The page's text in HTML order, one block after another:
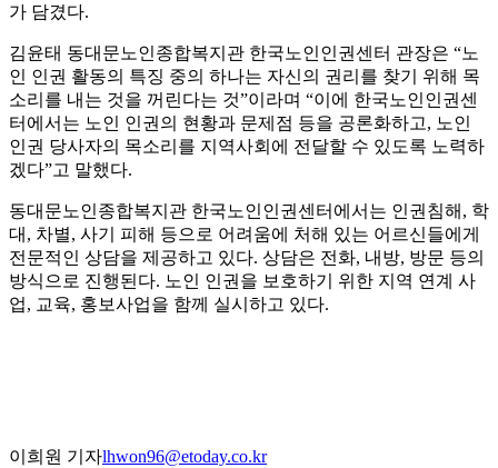
가 담겼다.
김윤태 동대문노인종합복지관 한국노인인권센터 관장은 “노
인 인권 활동의 특징 중의 하나는 자신의 권리를 찾기 위해 목
소리를 내는 것을 꺼린다는 것”이라며 “이에 한국노인인권센
터에서는 노인 인권의 현황과 문제점 등을 공론화하고, 노인
인권 당사자의 목소리를 지역사회에 전달할 수 있도록 노력하
겠다”고 말했다.
동대문노인종합복지관 한국노인인권센터에서는 인권침해, 학
대, 차별, 사기 피해 등으로 어려움에 처해 있는 어르신들에게
전문적인 상담을 제공하고 있다. 상담은 전화, 내방, 방문 등의
방식으로 진행된다. 노인 인권을 보호하기 위한 지역 연계 사
업, 교육, 홍보사업을 함께 실시하고 있다.
이희원 기자lhwon96@etoday.co.kr